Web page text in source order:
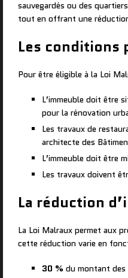
sauvegardés ou des
tout en offrant une
Les conditions
Pour être éligible à la Loi
L’immeuble doit être
pour la rénovation
Les travaux de
architecte des
L’immeuble doit être
Les travaux doivent
La réduction
La Loi Malraux permet aux
cette réduction varie en
30 % du montant des